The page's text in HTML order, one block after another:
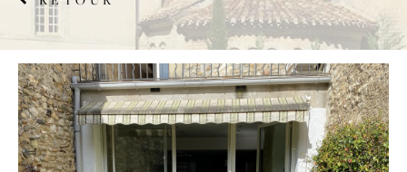
Type
d'offre
Vente
Type
de
bien
Type de bien
Ville